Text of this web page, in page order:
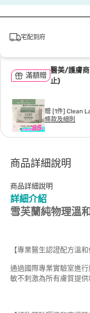
宅配到府
滿額贈
醫美/護膚
止)
贈 [1件] Clean
條款及細則
商品詳細說明
商品詳細說明
詳細介紹
雪芙蘭純物理溫
【專業醫生認證配方溫和
通過國際專業實驗室進
敏不刺激為所有膚質提